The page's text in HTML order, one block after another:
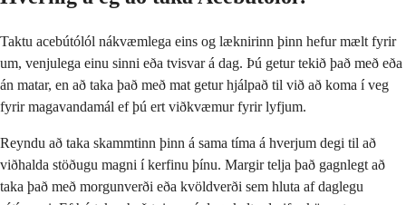
Taktu acebútólól nákvæmlega eins og læknirinn þinn hefur mælt fyrir
um, venjulega einu sinni eða tvisvar á dag. Þú getur tekið það með eða
án matar, en að taka það með mat getur hjálpað til við að koma í veg
fyrir magavandamál ef þú ert viðkvæmur fyrir lyfjum.
Reyndu að taka skammtinn þinn á sama tíma á hverjum degi til að
viðhalda stöðugu magni í kerfinu þínu. Margir telja það gagnlegt að
taka það með morgunverði eða kvöldverði sem hluta af daglegu